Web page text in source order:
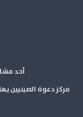
أحد
مركز دعوة الصينيين